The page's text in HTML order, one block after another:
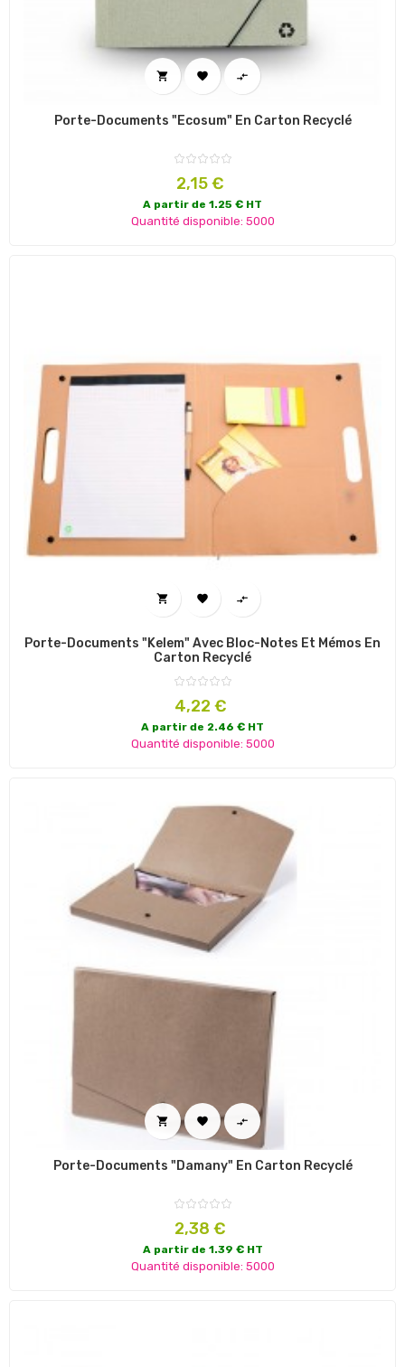
  
Porte-Documents "Ecosum" En Carton Recyclé
Prix
2,15 €
A partir de 1.25 € HT
Quantité disponible: 5000
  
Porte-Documents "Kelem" Avec Bloc-Notes Et Mémos En
Carton Recyclé
Prix
4,22 €
A partir de 2.46 € HT
Quantité disponible: 5000
  
Porte-Documents "Damany" En Carton Recyclé
Prix
2,38 €
A partir de 1.39 € HT
Quantité disponible: 5000